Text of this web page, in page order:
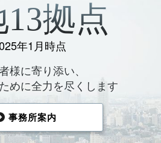
拠点
年1月時点
様に寄り添い、
めに全力を尽くします
事務所案内